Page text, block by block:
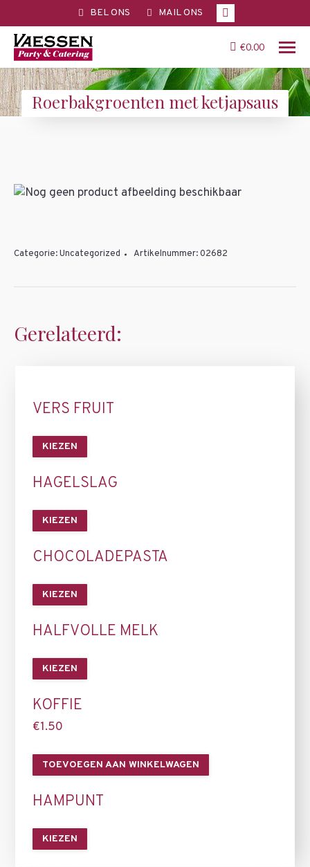
BEL ONS MAIL ONS
page
opens
in
new
window
€0.00
Roerbakgroenten met ketjapsaus
You are here:
Categorie:Uncategorized Artikelnummer:02682
Gerelateerd:
VERS FRUIT
KIEZEN
HAGELSLAG
KIEZEN
CHOCOLADEPASTA
KIEZEN
HALFVOLLE MELK
KIEZEN
KOFFIE
€1.50
TOEVOEGEN AAN WINKELWAGEN
HAMPUNT
KIEZEN